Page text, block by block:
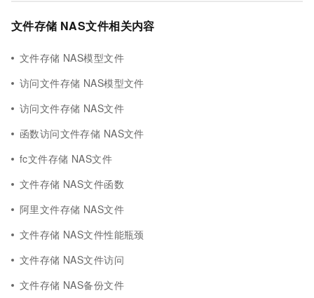
文件存储 NAS文件相关内容
文件存储 NAS模型文件
访问文件存储 NAS模型文件
访问文件存储 NAS文件
函数访问文件存储 NAS文件
fc文件存储 NAS文件
文件存储 NAS文件函数
阿里文件存储 NAS文件
文件存储 NAS文件性能瓶颈
文件存储 NAS文件访问
文件存储 NAS备份文件